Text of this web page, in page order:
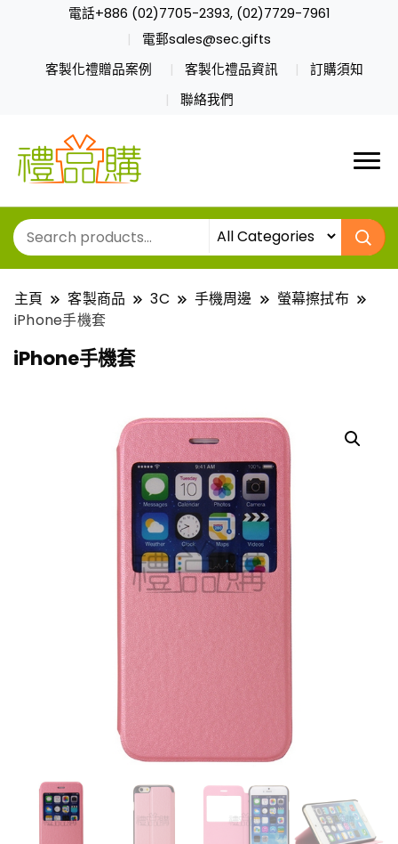
電話+886 (02)7705-2393, (02)7729-7961
電郵sales@sec.gifts
客製化禮贈品案例
客製化禮品資訊
訂購須知
聯絡我們
主頁 客製商品 3C 手機周邊
螢幕擦拭布
iPhone手機套
iPhone手機套